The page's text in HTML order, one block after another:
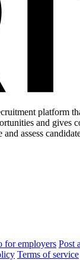
platform
and gives
and assess
for employers Post
Terms of service